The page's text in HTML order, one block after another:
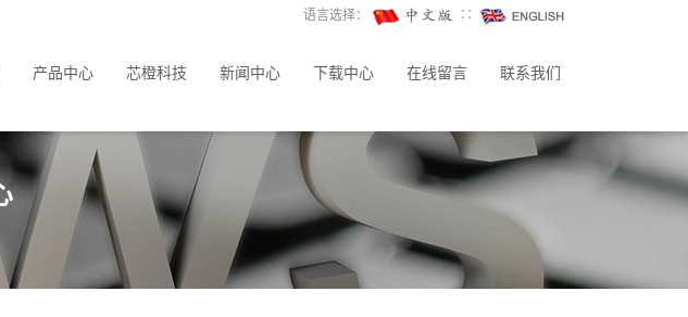
语言选择： ∷
产品中心 芯橙科技 新闻中心 下载中心 在线留言 联系我们